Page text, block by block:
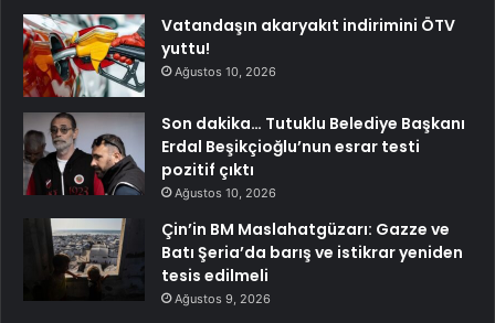
Vatandaşın akaryakıt indirimini ÖTV
yuttu!
Ağustos 10, 2026
Son dakika… Tutuklu Belediye Başkanı
Erdal Beşikçioğlu’nun esrar testi
pozitif çıktı
Ağustos 10, 2026
Çin’in BM Maslahatgüzarı: Gazze ve
Batı Şeria’da barış ve istikrar yeniden
tesis edilmeli
Ağustos 9, 2026